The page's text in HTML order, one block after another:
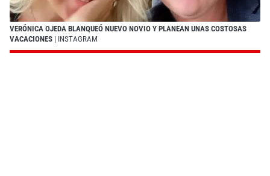
VERÓNICA OJEDA BLANQUEÓ NUEVO NOVIO Y PLANEAN UNAS COSTOSAS
VACACIONES | INSTAGRAM